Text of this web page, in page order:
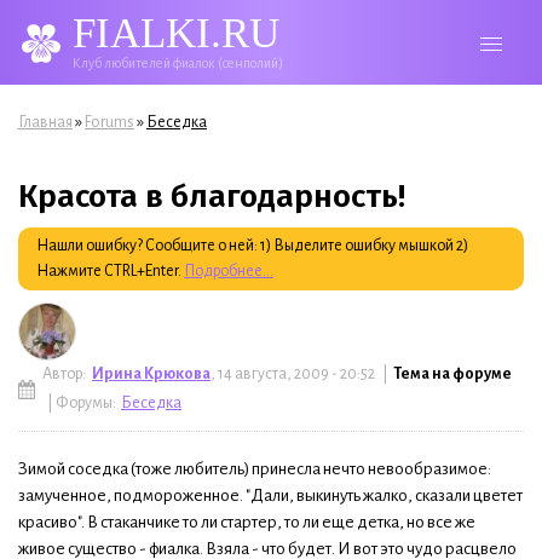
FIALKI.RU
Клуб любителей фиалок (сенполий)
Вы здесь
Главная » Forums » Беседка
Красота в благодарность!
Нашли ошибку? Сообщите о ней: 1) Выделите ошибку мышкой 2)
Нажмите CTRL+Enter. Подробнее...
Автор: Ирина Крюкова, 14 августа, 2009 - 20:52 | Тема на форуме
| Форумы: Беседка
Зимой соседка (тоже любитель) принесла нечто невообразимое:
замученное, подмороженное. "Дали, выкинуть жалко, сказали цветет
красиво". В стаканчике то ли стартер, то ли еще детка, но все же
живое существо - фиалка. Взяла - что будет. И вот это чудо расцвело